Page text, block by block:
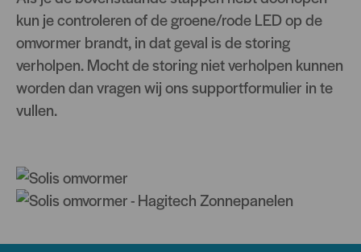
kun je controleren of de groene/rode LED op de
omvormer brandt, in dat geval is de storing
verholpen. Mocht de storing niet verholpen kunnen
worden dan vragen wij ons supportformulier in te
vullen.